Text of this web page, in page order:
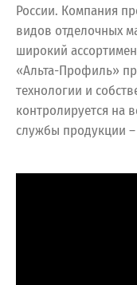
России. Компания
видов отделочных
широкий
«Альта-Профиль»
технологии и
контролируется на
службы продукции